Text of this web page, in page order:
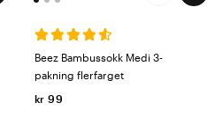
Beez Bambussokk Medi 3-
pakning flerfarget
kr 99